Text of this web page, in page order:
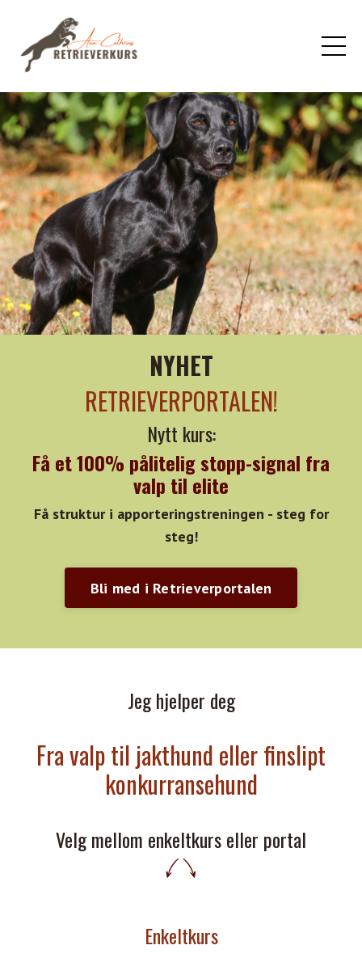
NYHET
RETRIEVERPORTALEN!
Nytt kurs:
Få et 100% pålitelig stopp-signal fra
valp til elite
Få struktur i apporteringstreningen - steg for
steg!
Bli med i Retrieverportalen
Jeg hjelper deg
Fra valp til jakthund eller finslipt
konkurransehund
Velg mellom enkeltkurs eller portal
Enkeltkurs